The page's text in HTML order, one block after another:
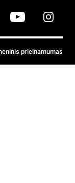
prieinamumas